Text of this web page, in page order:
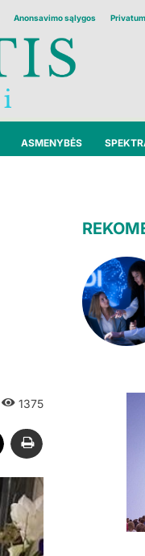
Anonsavimo sąlygos
ASMENYBĖS
1375